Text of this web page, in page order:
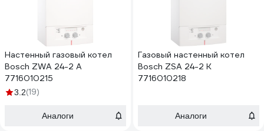
Настенный газовый котел
Bosch ZWA 24-2 A
7716010215
3.2(19)
Аналоги
Газовый настенный котел
Bosch ZSA 24-2 K
7716010218
Аналоги